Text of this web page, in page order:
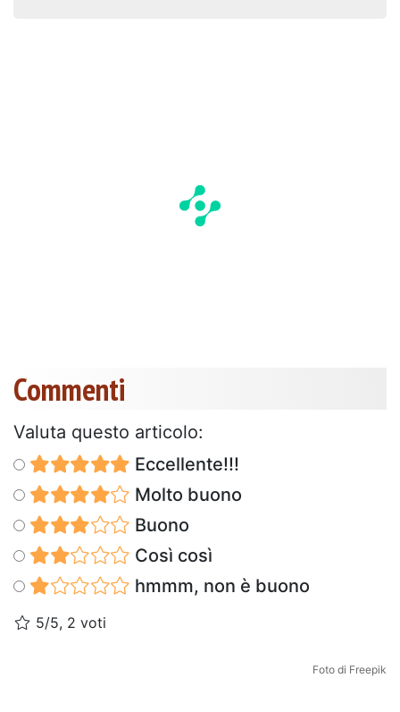
Commenti
Valuta questo articolo:
Eccellente!!!
Molto buono
Buono
Così così
hmmm, non è buono
5/5, 2 voti
Foto di Freepik